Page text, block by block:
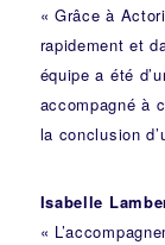
« Grâce à
rapidement et
équipe a été
accompagné à
la conclusion
Isabelle
«